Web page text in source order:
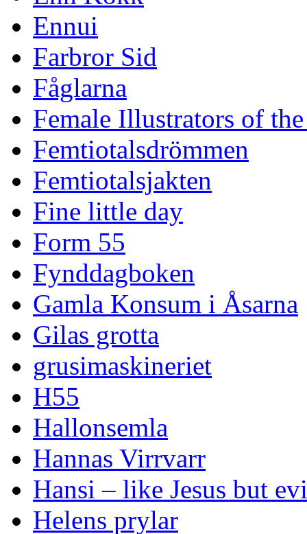
Ennui
Farbror Sid
Fåglarna
Female Illustrators of
Femtiotalsdrömmen
Femtiotalsjakten
Fine little day
Form 55
Fynddagboken
Gamla Konsum i Åsarna
Gilas grotta
grusimaskineriet
H55
Hallonsemla
Hannas Virrvarr
Hansi – like Jesus but
Helens prylar